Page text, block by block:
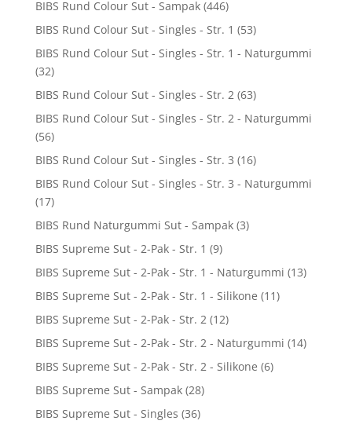
BIBS Rund Colour Sut - Sampak (446)
BIBS Rund Colour Sut - Singles - Str. 1 (53)
BIBS Rund Colour Sut - Singles - Str. 1 - Naturgummi
(32)
BIBS Rund Colour Sut - Singles - Str. 2 (63)
BIBS Rund Colour Sut - Singles - Str. 2 - Naturgummi
(56)
BIBS Rund Colour Sut - Singles - Str. 3 (16)
BIBS Rund Colour Sut - Singles - Str. 3 - Naturgummi
(17)
BIBS Rund Naturgummi Sut - Sampak (3)
BIBS Supreme Sut - 2-Pak - Str. 1 (9)
BIBS Supreme Sut - 2-Pak - Str. 1 - Naturgummi (13)
BIBS Supreme Sut - 2-Pak - Str. 1 - Silikone (11)
BIBS Supreme Sut - 2-Pak - Str. 2 (12)
BIBS Supreme Sut - 2-Pak - Str. 2 - Naturgummi (14)
BIBS Supreme Sut - 2-Pak - Str. 2 - Silikone (6)
BIBS Supreme Sut - Sampak (28)
BIBS Supreme Sut - Singles (36)